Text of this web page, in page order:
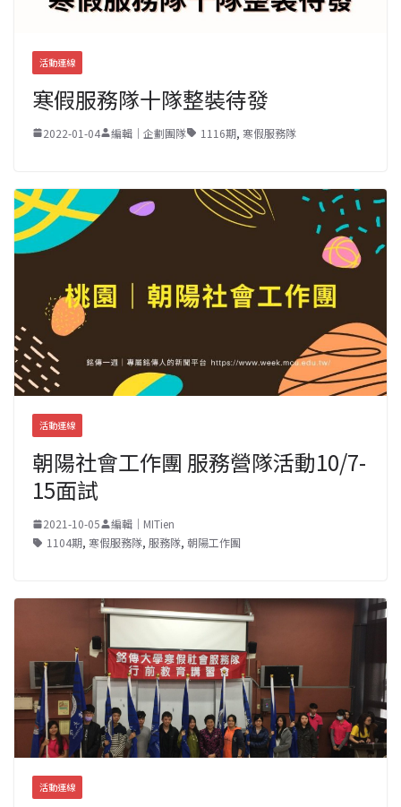
活動連線
寒假服務隊十隊整裝待發
2022-01-04 編輯｜企劃團隊 1116期, 寒假服務隊
活動連線
朝陽社會工作團 服務營隊活動10/7-
15面試
2021-10-05
編輯｜MITien
1104期, 寒假服務隊, 服務隊, 朝陽工作團
活動連線